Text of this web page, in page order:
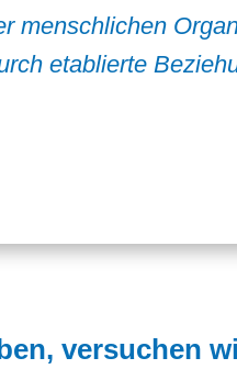
menschlichen
etablierte
versuchen